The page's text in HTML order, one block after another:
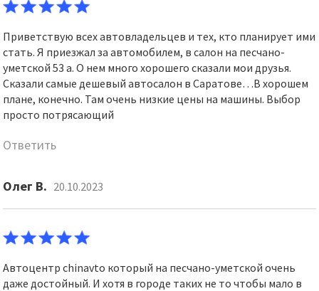
Приветствую всех автовладельцев и тех, кто планирует ими
стать. Я приезжал за автомобилем, в салон на песчано-
уметской 53 а. О нем много хорошего сказали мои друзья.
Сказали самые дешевый автосалон в Саратове…В хорошем
плане, конечно. Там очень низкие цены на машины. Выбор
просто потрясающий
Ответить
Олег В. 20.10.2023
Автоцентр сhinavto который на песчано-уметской очень
даже достойный. И хотя в городе таких не то чтобы мало в